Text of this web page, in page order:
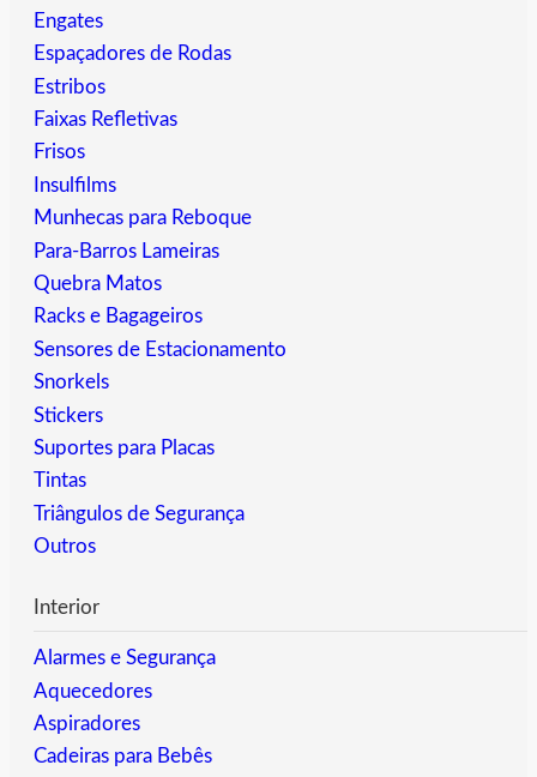
Engates
Espaçadores de Rodas
Estribos
Faixas Refletivas
Frisos
Insulfilms
Munhecas para Reboque
Para-Barros Lameiras
Quebra Matos
Racks e Bagageiros
Sensores de Estacionamento
Snorkels
Stickers
Suportes para Placas
Tintas
Triângulos de Segurança
Outros
Interior
Alarmes e Segurança
Aquecedores
Aspiradores
Cadeiras para Bebês